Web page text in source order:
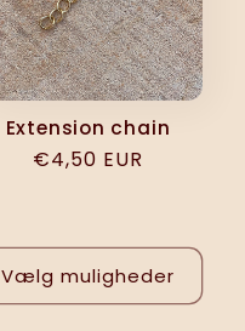
Extension chain
Normalpris
€4,50 EUR
Vælg muligheder